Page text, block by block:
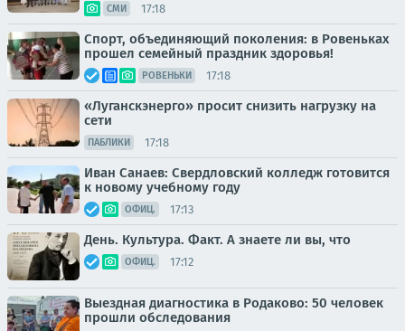
СМИ 17:18
Спорт, объединяющий поколения: в Ровеньках
прошел семейный праздник здоровья!
РОВЕНЬКИ 17:18
«Луганскэнерго» просит снизить нагрузку на
сети
ПАБЛИКИ 17:18
Иван Санаев: Свердловский колледж готовится
к новому учебному году
ОФИЦ. 17:13
День. Культура. Факт. А знаете ли вы, что
ОФИЦ. 17:12
Выездная диагностика в Родаково: 50 человек
прошли обследования